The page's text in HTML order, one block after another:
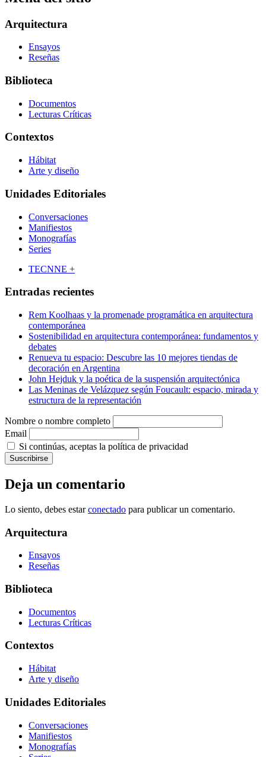
Arquitectura
Ensayos
Reseñas
Biblioteca
Documentos
Lecturas Críticas
Contextos
Hábitat
Arte y diseño
Unidades Editoriales
Conversaciones
Manifiestos
Monografías
Series
TECNNE +
Entradas recientes
Rem Koolhaas y la promenade programática en arquitectura
contemporánea
Sostenibilidad en arquitectura contemporánea: fundamentos y
debates
Renueva tu espacio: Descubre las 10 mejores tiendas de
decoración en Argentina
John Hejduk y la poética de la suspensión arquitectónica
Las Meninas de Velázquez según Foucault: espacio, mirada y
estructura de la representación
Nombre o nombre completo
Email
Si continúas, aceptas la política de privacidad
Deja un comentario
Lo siento, debes estarconectado para publicar un comentario.
Arquitectura
Ensayos
Reseñas
Biblioteca
Documentos
Lecturas Críticas
Contextos
Hábitat
Arte y diseño
Unidades Editoriales
Conversaciones
Manifiestos
Monografías